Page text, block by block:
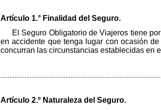
Artículo 1.° Finalidad del Seguro.
El Seguro Obligatorio de Viajeros tiene
en accidente que tenga lugar con ocasión
concurran las circunstancias establecidas en
Artículo 2.º Naturaleza del Seguro.